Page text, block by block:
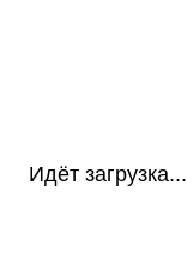
Идёт загрузка...